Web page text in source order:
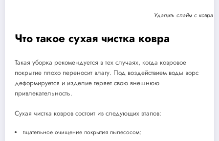
Удалить слайм с ковра
Что такое сухая чистка ковра
Такая уборка рекомендуется в тех случаях, когда ковровое
покрытие плохо переносит влагу. Под воздействием воды ворс
деформируется и изделие теряет свою внешнюю
привлекательность.
Сухая чистка ковров состоит из следующих этапов:
тщательное очищение покрытия пылесосом;